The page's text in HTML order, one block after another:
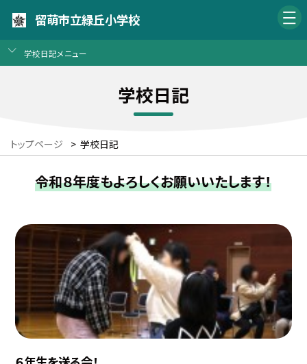
留萌市立緑丘小学校
学校日記メニュー
学校日記
トップページ > 学校日記
令和８年度もよろしくお願いいたします！